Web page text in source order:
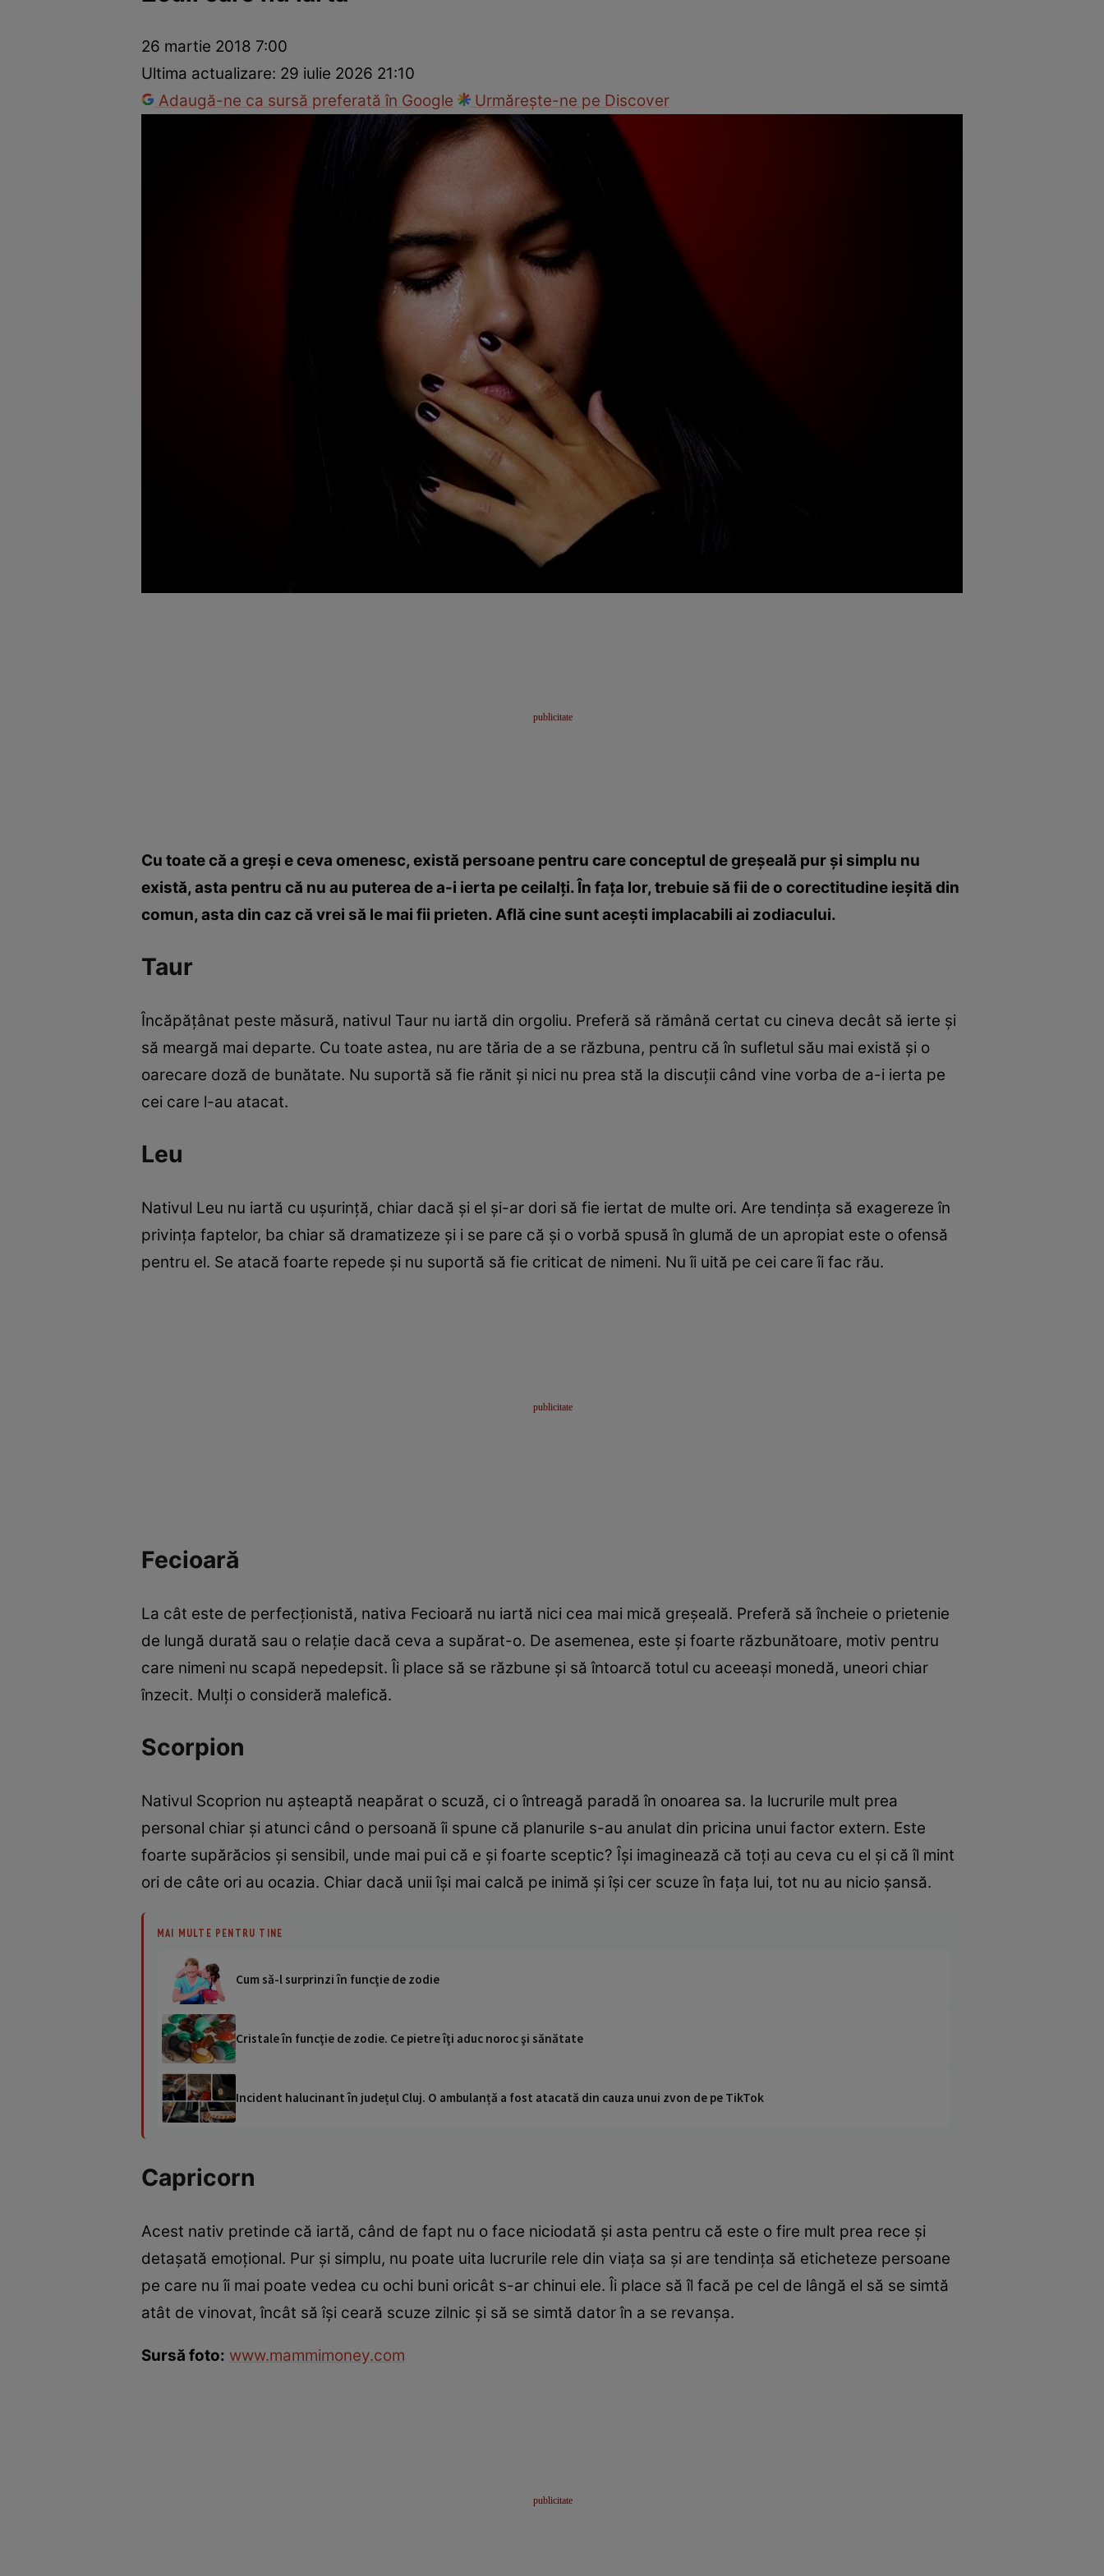
Dragoste și SexEvenimente
26 martie 2018 7:00
Ultima actualizare: 29 iulie 2026 21:10
Adaugă-ne ca sursă preferată în Google
Urmărește-ne pe Discover
Cu toate că a greşi e ceva omenesc, există persoane pentru care conceptul de greşeală pur şi simplu nu
există, asta pentru că nu au puterea de a-i ierta pe ceilalţi. În faţa lor, trebuie să fii de o corectitudine ieşită din
comun, asta din caz că vrei să le mai fii prieten. Află cine sunt aceşti implacabili ai zodiacului.
Taur
Încăpăţânat peste măsură, nativul Taur nu iartă din orgoliu. Preferă să rămână certat cu cineva decât să ierte şi
să meargă mai departe. Cu toate astea, nu are tăria de a se răzbuna, pentru că în sufletul său mai există şi o
oarecare doză de bunătate. Nu suportă să fie rănit şi nici nu prea stă la discuţii când vine vorba de a-i ierta pe
cei care l-au atacat.
Leu
Nativul Leu nu iartă cu uşurinţă, chiar dacă şi el şi-ar dori să fie iertat de multe ori. Are tendinţa să exagereze în
privinţa faptelor, ba chiar să dramatizeze şi i se pare că şi o vorbă spusă în glumă de un apropiat este o ofensă
pentru el. Se atacă foarte repede şi nu suportă să fie criticat de nimeni. Nu îi uită pe cei care îi fac rău.
Fecioară
La cât este de perfecţionistă, nativa Fecioară nu iartă nici cea mai mică greşeală. Preferă să încheie o prietenie
de lungă durată sau o relaţie dacă ceva a supărat-o. De asemenea, este şi foarte răzbunătoare, motiv pentru
care nimeni nu scapă nepedepsit. Îi place să se răzbune şi să întoarcă totul cu aceeaşi monedă, uneori chiar
înzecit. Mulţi o consideră malefică.
Scorpion
Nativul Scoprion nu aşteaptă neapărat o scuză, ci o întreagă paradă în onoarea sa. Ia lucrurile mult prea
personal chiar şi atunci când o persoană îi spune că planurile s-au anulat din pricina unui factor extern. Este
foarte supărăcios şi sensibil, unde mai pui că e şi foarte sceptic? Îşi imaginează că toţi au ceva cu el şi că îl mint
ori de câte ori au ocazia. Chiar dacă unii îşi mai calcă pe inimă şi îşi cer scuze în faţa lui, tot nu au nicio şansă.
MAI MULTE PENTRU TINE
Cum să-l surprinzi în funcţie de zodie
Cristale în funcţie de zodie. Ce pietre îţi aduc noroc şi sănătate
Incident halucinant în județul Cluj. O ambulanță a fost atacată din cauza unui zvon de pe TikTok
Capricorn
Acest nativ pretinde că iartă, când de fapt nu o face niciodată şi asta pentru că este o fire mult prea rece şi
detaşată emoţional. Pur şi simplu, nu poate uita lucrurile rele din viaţa sa şi are tendinţa să eticheteze persoane
pe care nu îi mai poate vedea cu ochi buni oricât s-ar chinui ele. Îi place să îl facă pe cel de lângă el să se simtă
atât de vinovat, încât să îşi ceară scuze zilnic şi să se simtă dator în a se revanşa.
Sursă foto: www.mammimoney.com